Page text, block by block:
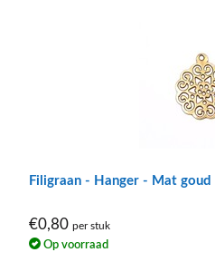
Filigraan - Hanger - Mat
€0,80 per stuk
Op voorraad